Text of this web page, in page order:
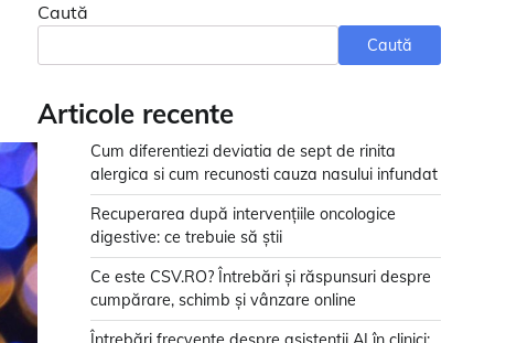
Caută
Caută
Articole recente
Cum diferentiezi deviatia de sept de rinita
alergica si cum recunosti cauza nasului infundat
Recuperarea după intervențiile oncologice
digestive: ce trebuie să știi
Ce este CSV.RO? Întrebări și răspunsuri despre
cumpărare, schimb și vânzare online